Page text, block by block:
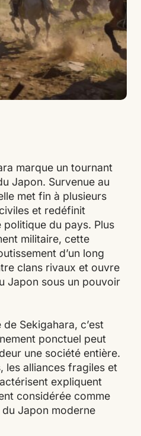
marque un tournant
Japon. Survenue au
met fin à plusieurs
et redéfinit
politique du pays. Plus
militaire, cette
d’un long
clans rivaux et ouvre
Japon sous un pouvoir
Sekigahara, c’est
ponctuel peut
une société entière.
les alliances fragiles et
expliquent
considérée comme
du Japon moderne